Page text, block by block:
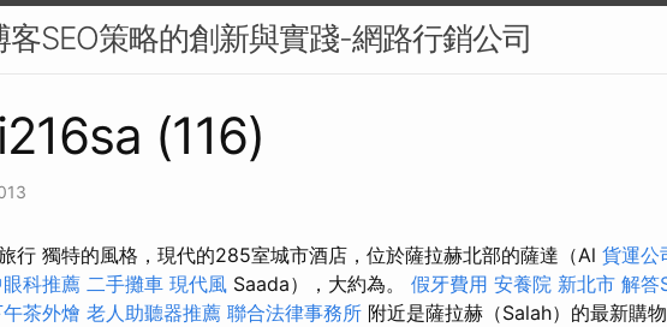
客SEO策略的創新與實踐-網路行銷公司
(116)
行 獨特的風格，現代的285室城市酒店，位於薩拉赫北部的薩達（Al 貨運公
科推薦 二手攤車 現代風 Saada），大約為。 假牙費用 安養院 新北市 解答
茶外燴 老人助聽器推薦 聯合法律事務所 附近是薩拉赫（Salah）的最新購